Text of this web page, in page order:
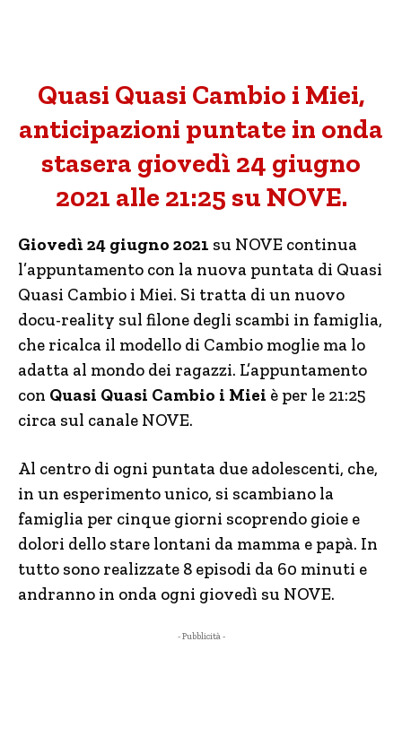
Quasi Quasi Cambio i Miei,
anticipazioni puntate in onda
stasera giovedì 24 giugno
2021 alle 21:25 su NOVE.
Giovedì 24 giugno 2021 su NOVE continua
l’appuntamento con la nuova puntata di Quasi
Quasi Cambio i Miei. Si tratta di un nuovo
docu-reality sul filone degli scambi in famiglia,
che ricalca il modello di Cambio moglie ma lo
adatta al mondo dei ragazzi. L’appuntamento
con Quasi Quasi Cambio i Miei è per le 21:25
circa sul canale NOVE.
Al centro di ogni puntata due adolescenti, che,
in un esperimento unico, si scambiano la
famiglia per cinque giorni scoprendo gioie e
dolori dello stare lontani da mamma e papà. In
tutto sono realizzate 8 episodi da 60 minuti e
andranno in onda ogni giovedì su NOVE.
- Pubblicità -